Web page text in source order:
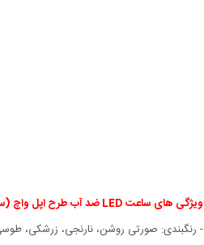
ویژگی های ساعت LED ضد آب طرح اپل واچ (سری 3):
- رنگبندی: صورتی روشن، نارنجی، زرشکی،